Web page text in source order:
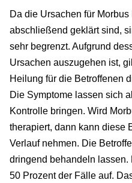
Da die Ursachen für
abschließend geklärt sind,
sehr begrenzt. Aufgrund
Ursachen auszugehen ist,
Heilung für die Betroffenen
Die Symptome lassen sich
Kontrolle bringen. Wird
therapiert, dann kann diese
Verlauf nehmen. Die
dringend behandeln lassen.
50 Prozent der Fälle auf.